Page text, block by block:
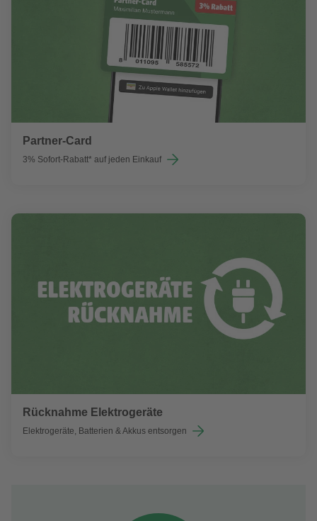
Partner-Card
3% Sofort-Rabatt* auf jeden Einkauf
Rücknahme Elektrogeräte
Elektrogeräte, Batterien & Akkus entsorgen